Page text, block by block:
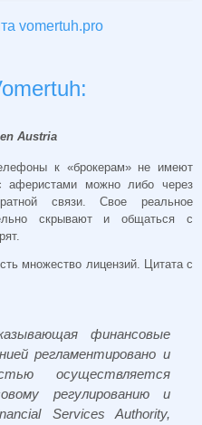
vomertuh.pro
Austria
к «брокерам» не имеют
аферистами можно либо через
связи. Свое реальное
скрывают и общаться с
множество лицензий. Цитата с
финансовые
регламентировано и
осуществляется
регулированию и
Services Authority,